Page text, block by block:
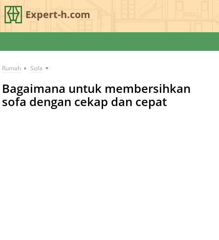
Expert-h.com
Rumah Sofa
Bagaimana untuk membersihkan
sofa dengan cekap dan cepat